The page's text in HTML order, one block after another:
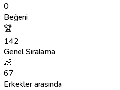
0
Beğeni
🏆
142
Genel Sıralama
👶
67
Erkekler arasında